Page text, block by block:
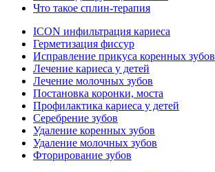
Что такое сплин-терапия
ICON инфильтрация кариеса
Герметизация фиссур
Исправление прикуса коренных зубов
Лечение кариеса у детей
Лечение молочных зубов
Постановка коронки, моста
Профилактика кариеса у детей
Серебрение зубов
Удаление коренных зубов
Удаление молочных зубов
Фторирование зубов